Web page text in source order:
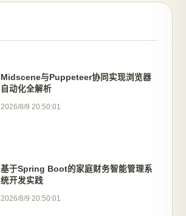
Midscene与Puppeteer协同实现浏览器
自动化全解析
2026/8/9 20:50:01
基于Spring Boot的家庭财务智能管理系
统开发实践
2026/8/9 20:50:01